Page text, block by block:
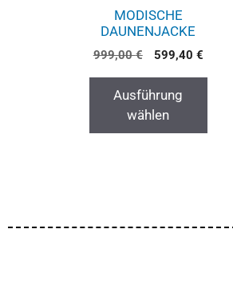
MODISCHE
DAUNENJACKE
999,00€ 599,40 €
Ausführung
wählen